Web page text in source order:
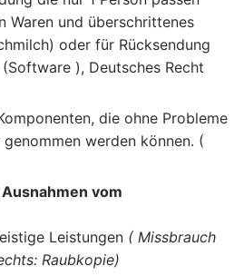
Waren und überschrittenes
oder für Rücksendung
), Deutsches Recht
die ohne Probleme
werden können. (
vom
Leistungen ( Missbrauch
Raubkopie)